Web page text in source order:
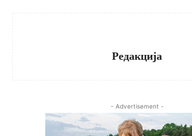
Редакција
- Advertisement -